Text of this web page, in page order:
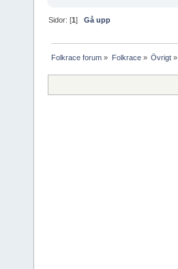
Sidor: [1]Gå upp
Folkrace forum » Folkrace» Övrigt»